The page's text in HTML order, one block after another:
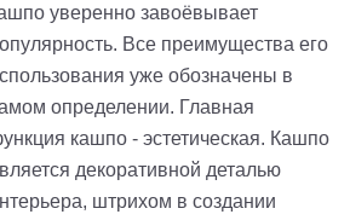
уверенно завоёвывает
Все преимущества его
уже обозначены в
определении. Главная
кашпо - эстетическая. Кашпо
декоративной деталью
штрихом в создании